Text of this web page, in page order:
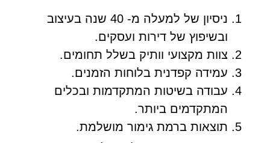
ניסיון של למעלה מ- 40 שנה בעיצוב
ובשיפוץ של דירות ועסקים.
צוות מקצועי וותיק בשלל תחומים.
עמידה קפדנית בלוחות הזמנים.
עבודה בשיטות המתקדמות ובכלים
המתקדמים ביותר.
תוצאות ברמת גימור מושלמת.